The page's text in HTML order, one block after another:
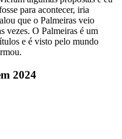
para acontecer, iria
que o Palmeiras veio
vezes. O Palmeiras é um
e é visto pelo mundo
2024